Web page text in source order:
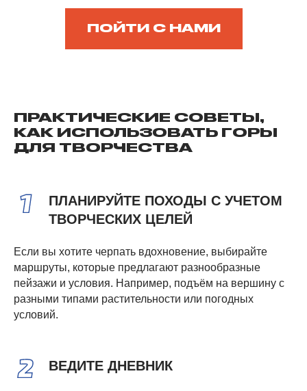
ПОЙТИ С НАМИ
ПРАКТИЧЕСКИЕ СОВЕТЫ,
КАК ИСПОЛЬЗОВАТЬ ГОРЫ
ДЛЯ ТВОРЧЕСТВА
ПЛАНИРУЙТЕ ПОХОДЫ С УЧЕТОМ
ТВОРЧЕСКИХ ЦЕЛЕЙ
Если вы хотите черпать вдохновение, выбирайте
маршруты, которые предлагают разнообразные
пейзажи и условия. Например, подъём на вершину с
разными типами растительности или погодных
условий.
ВЕДИТЕ ДНЕВНИК